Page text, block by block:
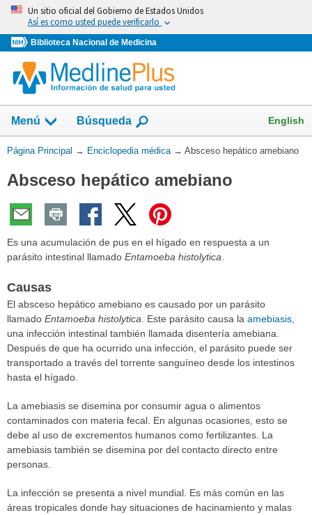
Omita
vaya
al
Contenido
Un sitio oficial del Gobierno de Estados Unidos
Así es como usted puede verificarlo
Biblioteca Nacional de Medicina
Menú Búsqueda English
Usted
aquí:
Página Principal → Enciclopedia médica → Absceso hepático amebiano
Absceso hepático amebiano
Es una acumulación de pus en el hígado en respuesta a un
parásito intestinal llamado Entamoeba histolytica
Causas
El absceso hepático amebiano es causado por un parásito
llamado Entamoeba histolytica . Este parásito causa la amebiasis
una infección intestinal también llamada disentería amebiana.
Después de que ha ocurrido una infección, el parásito puede ser
transportado a través del torrente sanguíneo desde los intestinos
hasta el hígado.
La amebiasis se disemina por consumir agua o alimentos
contaminados con materia fecal. En algunas ocasiones, esto se
debe al uso de excrementos humanos como fertilizantes. La
amebiasis también se disemina por del contacto directo entre
personas.
La infección se presenta a nivel mundial. Es más común en las
áreas tropicales donde hay situaciones de hacinamiento y malas